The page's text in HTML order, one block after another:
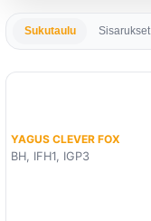
Sukutaulu Sisarukset
YAGUS CLEVER FOX
BH, IFH1, IGP3